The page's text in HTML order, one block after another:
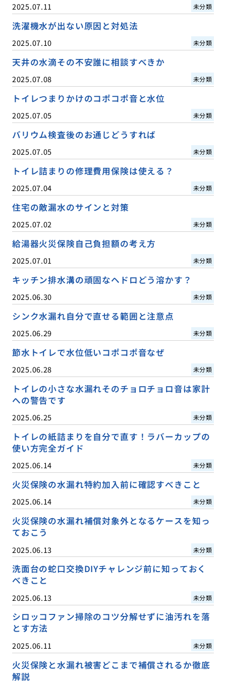
2025.07.11 未分類
洗濯機水が出ない原因と対処法
2025.07.10 未分類
天井の水滴その不安誰に相談すべきか
2025.07.08 未分類
トイレつまりかけのコポコポ音と水位
2025.07.05 未分類
バリウム検査後のお通じどうすれば
2025.07.05 未分類
トイレ詰まりの修理費用保険は使える？
2025.07.04 未分類
住宅の敵漏水のサインと対策
2025.07.02 未分類
給湯器火災保険自己負担額の考え方
2025.07.01 未分類
キッチン排水溝の頑固なヘドロどう溶かす？
2025.06.30 未分類
シンク水漏れ自分で直せる範囲と注意点
2025.06.29 未分類
節水トイレで水位低いコポコポ音なぜ
2025.06.28 未分類
トイレの小さな水漏れそのチョロチョロ音は家計
への警告です
2025.06.25 未分類
トイレの紙詰まりを自分で直す！ラバーカップの
使い方完全ガイド
2025.06.14 未分類
火災保険の水漏れ特約加入前に確認すべきこと
2025.06.14 未分類
火災保険の水漏れ補償対象外となるケースを知っ
ておこう
2025.06.13 未分類
洗面台の蛇口交換DIYチャレンジ前に知っておく
べきこと
2025.06.13 未分類
シロッコファン掃除のコツ分解せずに油汚れを落
とす方法
2025.06.11 未分類
火災保険と水漏れ被害どこまで補償されるか徹底
解説